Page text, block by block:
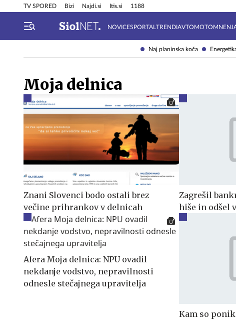
Naj planinska koča
TV SPORED Bizi Najdi.si Itis.si 1188
NOVICESPORTAL TRENDIAVTOMOTO
Info in obvestila Tehnik
Moja delnica
Znani Slovenci bodo ostali brez
večine prihrankov v delnicah
Zagrešil
hiše in odšel
Afera Moja delnica: NPU ovadil
nekdanje vodstvo, nepravilnosti
odnesle stečajnega upravitelja
Kam so